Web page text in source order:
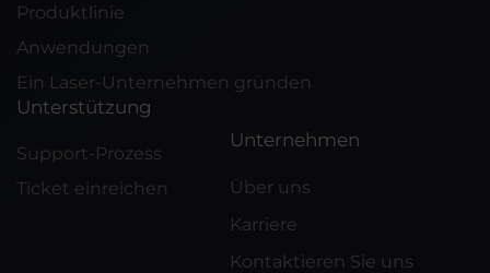
Produktlinie
Anwendungen
Ein Laser-Unternehmen gründen
Unterstützung
Support-Prozess
Ticket einreichen
Unternehmen
Über uns
Karriere
Kontaktieren Sie uns